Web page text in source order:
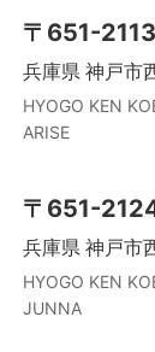
〒 651-
兵庫県 神戸市
HYOGO KEN
ARISE
〒 651-
兵庫県 神戸市
HYOGO KEN
JUNNA